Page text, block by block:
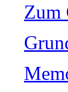
Zum